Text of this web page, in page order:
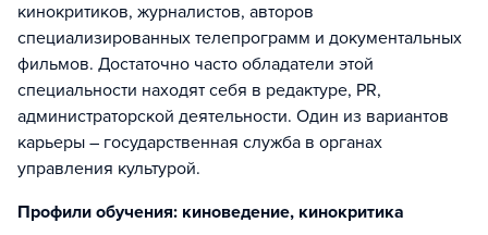
кинокритиков, журналистов, авторов
специализированных телепрограмм и документальных
фильмов. Достаточно часто обладатели этой
специальности находят себя в редактуре, PR,
администраторской деятельности. Один из вариантов
карьеры – государственная служба в органах
управления культурой.
Профили обучения: киноведение, кинокритика